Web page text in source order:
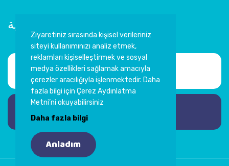
اشترك في النشرة الإخبارية
Ziyaretiniz sırasında kişisel verileriniz
siteyi kullanımınızı analiz etmek,
reklamları kişiselleştirmek ve sosyal
medya özellikleri sağlamak amacıyla
çerezler aracılığıyla işlenmektedir. Daha
fazla bilgi için Çerez Aydınlatma
Metni’ni okuyabilirsiniz
Daha fazla bilgi
Anladım